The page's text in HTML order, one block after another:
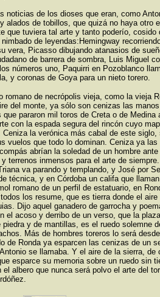
noticias de los dioses que eran, como
alados de tobillos, que quizá no haya otro
que tuviera tal arte y tanto poderío, cosido
de leyendas:Hemingway
vera, Picasso dibujando atanasios de
de barrera de sombra, Luis Miguel
números uno, Paquirri en Pozoblanco
y coronas de Goya para un nieto torero.
romano de necrópolis vieja, como la vieja
del monte, ya sólo son cenizas las manos
que pararon mil toros de Creta o de Medina
con la espada segura del rincón cuyo
Ceniza la verónica más cabal de este siglo,
vuelos que todo lo dominan. Ceniza ya las
abrían la soledad de un hombre
terrenos inmensos para el arte de
va parando y templando, y José por
técnica, y en Córdoba un califa que
romano de un perfil de estatuario, en
los resume, que es tierra donde el aire
Dijo aquel ganadero de garrocha y
el acoso y derribo de un verso, que la
piedra y de mantillas, es el ruedo solemne
Más de hombres toreros lo será
de Ronda ya esparcen las cenizas de un
se llamaba. Y el aire de la sierra, de
esparce su memoria sobre un ruedo sin
el albero que nunca será polvo el arte del